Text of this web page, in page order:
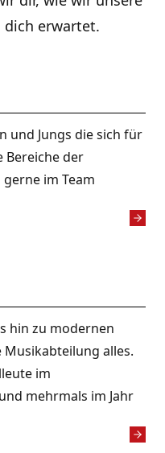
dich erwartet.
und Jungs die sich für
Bereiche der
im Team
hin zu modernen
alles.
im
mehrmals im Jahr